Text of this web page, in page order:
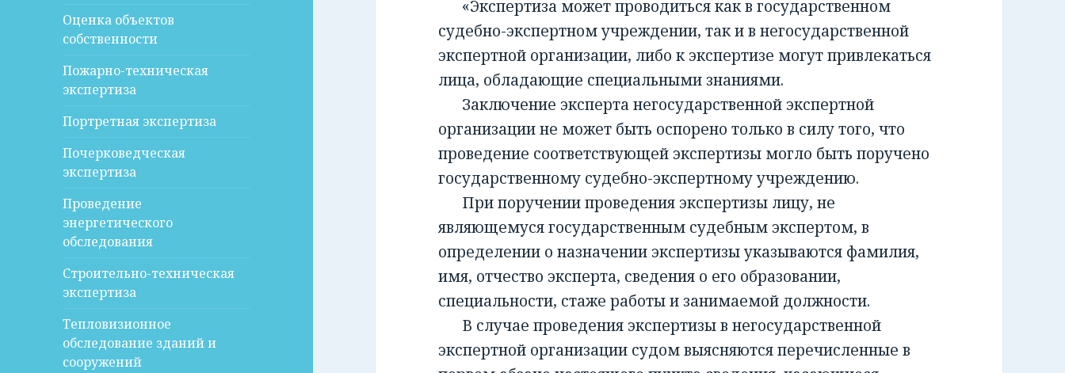
Оценка объектов
собственности
Пожарно-техническая
экспертиза
Портретная экспертиза
Почерковедческая
экспертиза
Проведение
энергетического
обследования
Строительно-техническая
экспертиза
Тепловизионное
обследование зданий и
сооружений
«Экспертиза может проводиться как в государственном
судебно-экспертном учреждении, так и в негосударственной
экспертной организации, либо к экспертизе могут привлекаться
лица, обладающие специальными знаниями.
Заключение эксперта негосударственной экспертной
организации не может быть оспорено только в силу того, что
проведение соответствующей экспертизы могло быть поручено
государственному судебно-экспертному учреждению.
При поручении проведения экспертизы лицу, не
являющемуся государственным судебным экспертом, в
определении о назначении экспертизы указываются фамилия,
имя, отчество эксперта, сведения о его образовании,
специальности, стаже работы и занимаемой должности.
В случае проведения экспертизы в негосударственной
экспертной организации судом выясняются перечисленные в